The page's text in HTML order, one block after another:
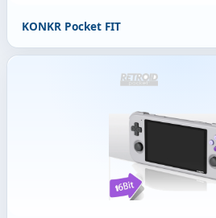
KONKR Pocket FIT